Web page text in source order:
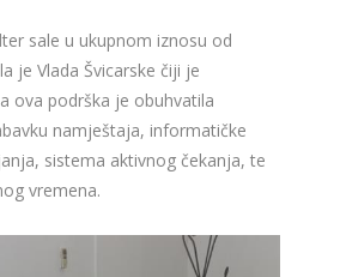
sale u ukupnom iznosu od
je Vlada Švicarske čiji je
ova podrška je obuhvatila
namještaja, informatičke
sistema aktivnog čekanja, te
vremena.